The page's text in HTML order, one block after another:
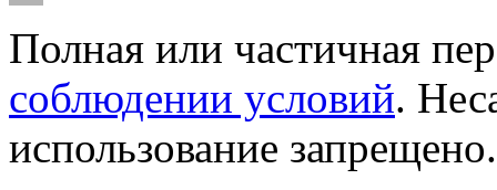
Полная или частичная
соблюдении условий.
использование